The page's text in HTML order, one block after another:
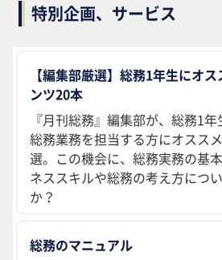
特別企画、サービス
【編集部厳選】総務1年生にオ
ンツ20本
『月刊総務』編集部が、総務1
総務業務を担当する方にオスス
選。この機会に、総務実務の基
ネススキルや総務の考え方につ
か？
総務のマニュアル